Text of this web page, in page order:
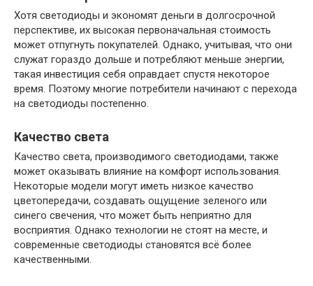
Хотя светодиоды и экономят деньги в долгосрочной
перспективе, их высокая первоначальная стоимость
может отпугнуть покупателей. Однако, учитывая, что они
служат гораздо дольше и потребляют меньше энергии,
такая инвестиция себя оправдает спустя некоторое
время. Поэтому многие потребители начинают с перехода
на светодиоды постепенно.
Качество света
Качество света, производимого светодиодами, также
может оказывать влияние на комфорт использования.
Некоторые модели могут иметь низкое качество
цветопередачи, создавать ощущение зеленого или
синего свечения, что может быть неприятно для
восприятия. Однако технологии не стоят на месте, и
современные светодиоды становятся всё более
качественными.